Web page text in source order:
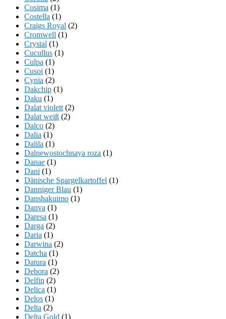
Cosima (1)
Costella (1)
Craigs Royal (2)
Cromwell (1)
Crystal (1)
Cucullus (1)
Culpa (1)
Cusoi (1)
Cynia (2)
Dakchip (1)
Daku (1)
Dalat violett (2)
Dalat weiß (2)
Dalco (2)
Dalia (1)
Dalila (1)
Dalnewostochnaya roza (1)
Danae (1)
Dani (1)
Dänische Spargelkartoffel (1)
Danniger Blau (1)
Danshakuimo (1)
Danva (1)
Daresa (1)
Darga (2)
Daria (1)
Darwina (2)
Datcha (1)
Datura (1)
Debora (2)
Delfin (2)
Delica (1)
Delos (1)
Delta (2)
Delta Gold (1)